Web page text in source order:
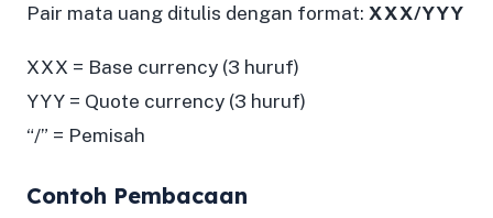
Pair mata uang ditulis dengan format: XXX/YYY
XXX = Base currency (3 huruf)
YYY = Quote currency (3 huruf)
“/” = Pemisah
Contoh Pembacaan